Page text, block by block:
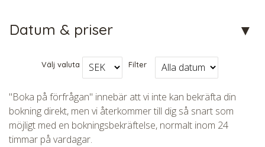
Datum & priser
Välj valuta Filter
"Boka på förfrågan" innebär att vi inte kan bekräfta din
bokning direkt, men vi återkommer till dig så snart som
möjligt med en bokningsbekräftelse, normalt inom 24
timmar på vardagar.